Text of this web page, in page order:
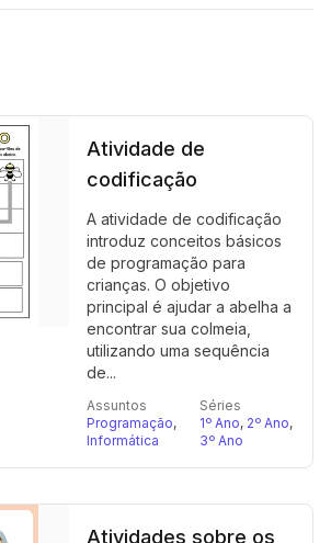
Atividade de
codificação
A atividade de codificação
introduz conceitos básicos
de programação para
crianças. O objetivo
principal é ajudar a abelha a
encontrar sua colmeia,
utilizando uma sequência
de...
Assuntos
Programação,
Informática
Séries
1º Ano, 2º Ano,
3º Ano
Atividades sobre os